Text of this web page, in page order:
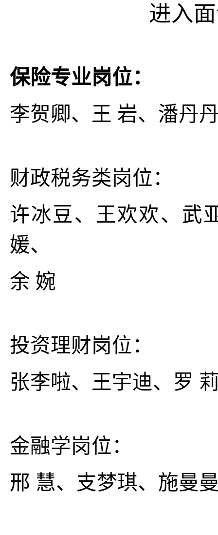
进入
保险专业岗位：
李贺卿、王 岩、潘丹
财政税务类岗位：
许冰豆、王欢欢、武
媛、
余 婉
投资理财岗位：
张李啦、王宇迪、罗
金融学岗位：
邢 慧、支梦琪、施曼